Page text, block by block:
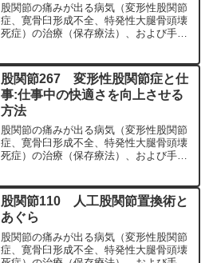
股関節の痛みが出る病気（変形性股関節
症、寛骨臼形成不全、特発性大腿骨頭壊
死症）の治療（保存療法）、および手術
科専門医（人工関節手術を専門）の塗山
正宏が色々と説明します。
股関節267 変形性股関節症と仕
事:仕事中の快適さを向上させる
方法
股関節の痛みが出る病気（変形性股関節
症、寛骨臼形成不全、特発性大腿骨頭壊
死症）の治療（保存療法）、および手術
科専門医（人工関節手術を専門）の塗山
正宏が色々と説明します。
股関節110 人工股関節置換術と
あぐら
股関節の痛みが出る病気（変形性股関節
症、寛骨臼形成不全、特発性大腿骨頭壊